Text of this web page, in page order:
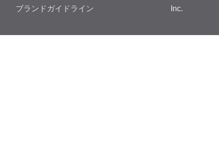
ブランドガイドライン
Inc.